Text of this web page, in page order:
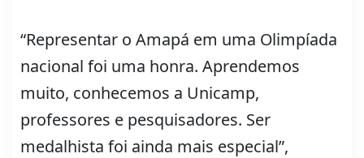
“Representar o Amapá em uma Olimpíada
nacional foi uma honra. Aprendemos
muito, conhecemos a Unicamp,
professores e pesquisadores. Ser
medalhista foi ainda mais especial”,